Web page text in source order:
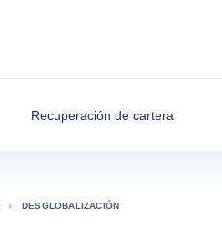
Recuperación de cartera
DESGLOBALIZACIÓN